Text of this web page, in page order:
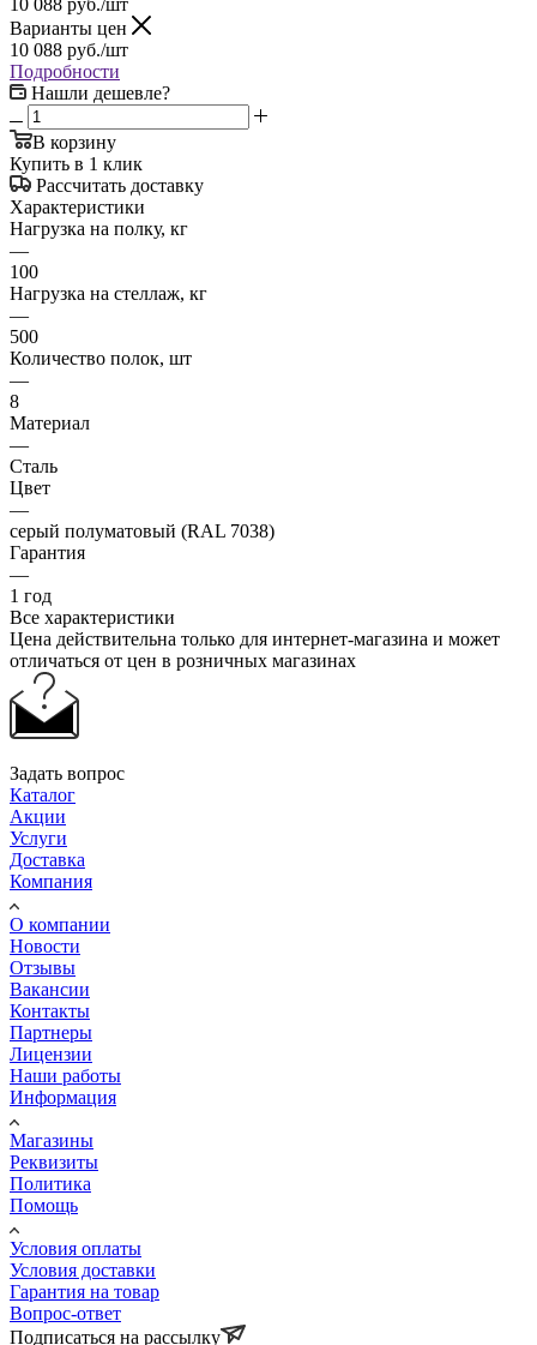
Варианты цен
10 088 руб./шт
Подробности
Нашли дешевле?
В корзину
Купить в 1 клик
Рассчитать доставку
Характеристики
Нагрузка на полку, кг
—
100
Нагрузка на стеллаж, кг
—
500
Количество полок, шт
—
8
Материал
—
Сталь
Цвет
—
серый полуматовый (RAL 7038)
Гарантия
—
1 год
Все характеристики
Цена действительна только для интернет-магазина и может
отличаться от цен в розничных магазинах
Задать вопрос
Каталог
Акции
Услуги
Доставка
Компания
О компании
Новости
Отзывы
Вакансии
Контакты
Партнеры
Лицензии
Наши работы
Информация
Магазины
Реквизиты
Политика
Помощь
Условия оплаты
Условия доставки
Гарантия на товар
Вопрос-ответ
Подписаться на рассылку